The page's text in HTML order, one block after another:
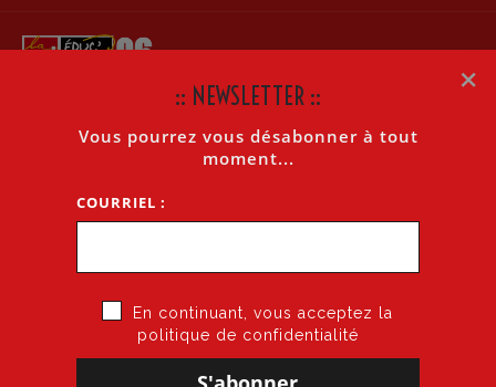
RÉSOLUMENT ANTIFASCISTE ! HIER COMME
Accueil»Résolument antifasciste ! Hier comme aujourd’hui
×
:: NEWSLETTER ::
Vous pourrez vous désabonner à tout
moment...
COURRIEL :
En continuant, vous acceptez la
politique de confidentialité